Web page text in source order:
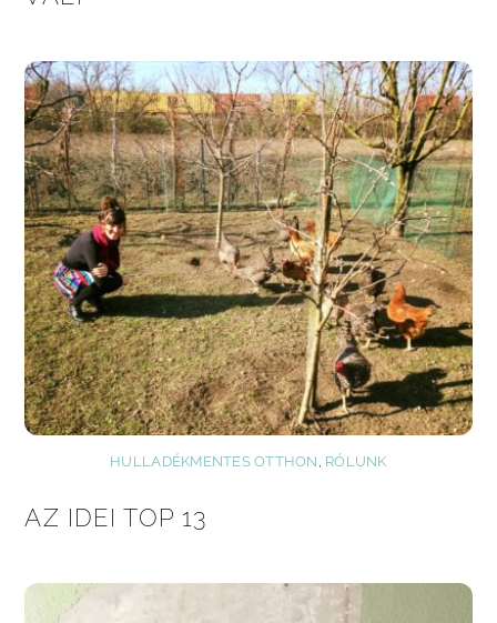
HULLADÉKMENTES OTTHON , RÓLUNK
AZ IDEI TOP 13